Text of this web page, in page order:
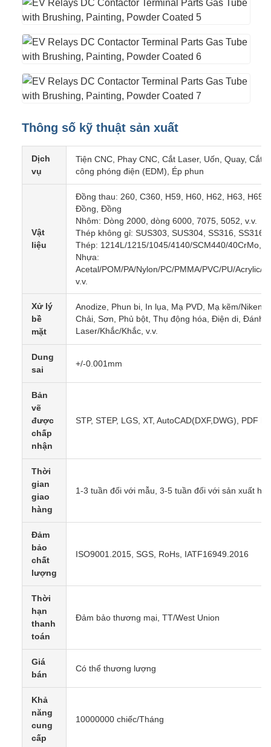
Thông số kỹ thuật sản xuất
Dịch
vụ
Tiện CNC, Phay CNC, Cắt Laser, Uốn, Quay, Cắt
công phóng điện (EDM), Ép phun
Vật
liệu
Đồng thau: 260, C360, H59, H60, H62, H63, H65,
Đồng, Đồng
Nhôm: Dòng 2000, dòng 6000, 7075, 5052, v.v.
Thép không gỉ: SUS303, SUS304, SS316,
Thép: 1214L/1215/1045/4140/SCM440/40CrMo,
Nhựa:
Acetal/POM/PA/Nylon/PC/PMMA/PVC/PU/Acrylic/
v.v.
Xử lý
bề
mặt
Anodize, Phun bi, In lụa, Mạ PVD, Mạ kẽm/Niken/
Chải, Sơn, Phủ bột, Thụ động hóa, Điện di, Đánh
Laser/Khắc/Khắc, v.v.
Dung
sai
+/-0.001mm
Bản
vẽ
được
chấp
nhận
STP, STEP, LGS, XT, AutoCAD(DXF,DWG), PDF
Thời
gian
giao
hàng
1-3 tuần đối với mẫu, 3-5 tuần đối với sản xuất
Đảm
bảo
chất
lượng
ISO9001.2015, SGS, RoHs, IATF16949.2016
Thời
hạn
thanh
toán
Đảm bảo thương mại, TT/West Union
Giá
bán
Có thể thương lượng
Khả
năng
cung
cấp
10000000 chiếc/Tháng